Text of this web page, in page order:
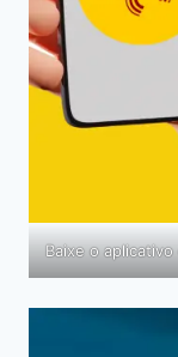
Baixe o